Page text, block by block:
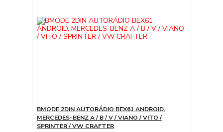
BMODE 2DIN AUTORÁDIO BEX61 ANDROID,
MERCEDES-BENZ A / B / V / VIANO / VITO /
SPRINTER / VW CRAFTER